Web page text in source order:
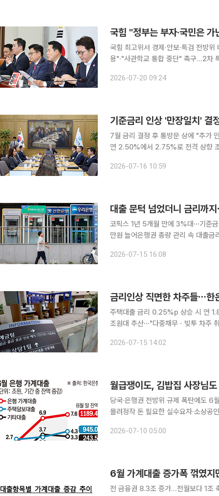
국힘 "정부는 부자·국민은
국힘 최고위서 경제·안보·특검 전방
용"·"사관학교 통합 중단" 촉구…2차 특검 연장
렸다. 국민의힘은 "정부는 부자, 국민
2026-07-20 09:24
7월 금리 결정 후 통방문 상에 "추가 인상 필요" 언급 한국은행 금융
연 2.50%에서 2.75%로 전격 상향
2026-07-16 10:59
대출 문턱 넘었더니 금리까
코픽스 1년 5개월 만에 3%대⋯기준
만원 늘어은행권 총량 관리 속 대출금리 상승세⋯“이
규 자금 조달 통로가 좁아진 상황에서
2026-07-15 16:08
주택대출 금리 0.25%p 상승 시 연
조원대 추산⋯"다중채무ㆍ빚투 차주 취약성 확대" 한국은행의 기준금리 인
대출자들의 원리금 상환 부담이 가중
2026-07-15 14:02
당국·은행권 전방위 규제 폭탄에도 6
몰려정작 돈 필요한 실수요자·소상공인은 고금리 2금융
가계대출은 22개월 만에 가장 큰 폭
2026-07-10 05:00
6월 가계대출 증가폭 꺾였
전 금융권 8.3조 증가…전월보다 1조